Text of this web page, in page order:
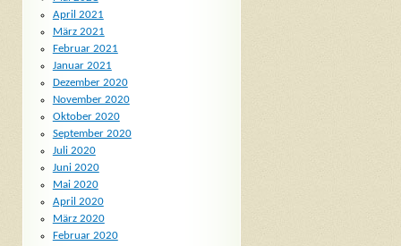
April 2021
März 2021
Februar 2021
Januar 2021
Dezember 2020
November 2020
Oktober 2020
September 2020
Juli 2020
Juni 2020
Mai 2020
April 2020
März 2020
Februar 2020